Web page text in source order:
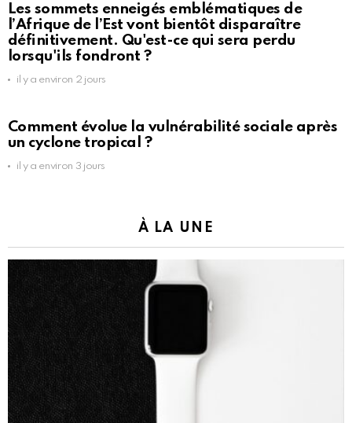
Les sommets enneigés emblématiques de
l’Afrique de l’Est vont bientôt disparaître
définitivement. Qu'est-ce qui sera perdu
lorsqu'ils fondront ?
il y a environ 2 jours
Comment évolue la vulnérabilité sociale après
un cyclone tropical ?
il y a environ 3 jours
À LA UNE